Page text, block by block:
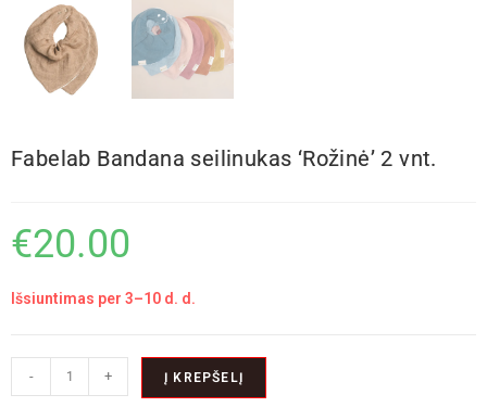
Fabelab Bandana seilinukas ‘Rožinė’ 2 vnt.
€20.00
Išsiuntimas per 3–10 d. d.
- + Į KREPŠELĮ